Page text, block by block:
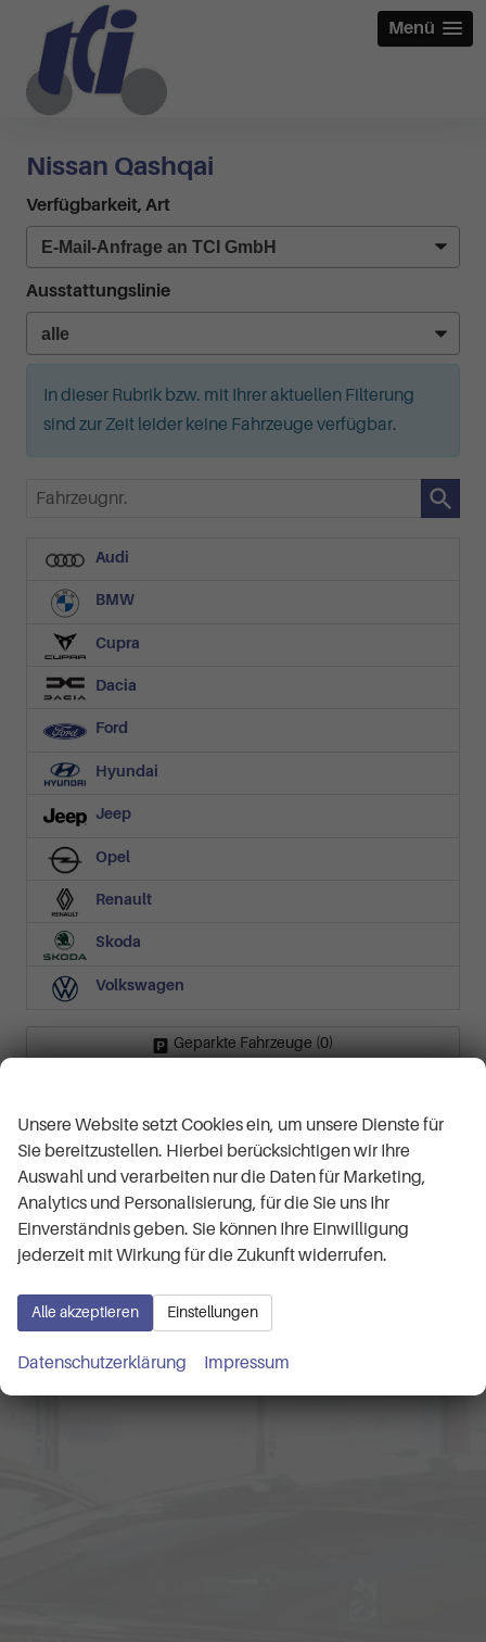
Menü
Nissan Qashqai
Verfügbarkeit, Art
Ausstattungslinie
In dieser Rubrik bzw. mit Ihrer aktuellen Filterung
sind zur Zeit leider keine Fahrzeuge verfügbar.
Fahrzeugnr.
Audi
BMW
Cupra
Dacia
Ford
Hyundai
Jeep
Opel
Renault
Skoda
Volkswagen
Geparkte Fahrzeuge (0)
Kontaktaufnahme
Können wir Ihnen behilflich
sein?
Wirfreuenuns auf Sie!
Unsere Website setzt Cookies ein, um unsere Dienste für
Sie bereitzustellen. Hierbei berücksichtigen wir Ihre
Auswahl und verarbeiten nur die Daten für Marketing,
Analytics und Personalisierung, für die Sie uns Ihr
Einverständnis geben. Sie können Ihre Einwilligung
jederzeit mit Wirkung für die Zukunft widerrufen.
Alle akzeptieren Einstellungen
Datenschutzerklärung Impressum